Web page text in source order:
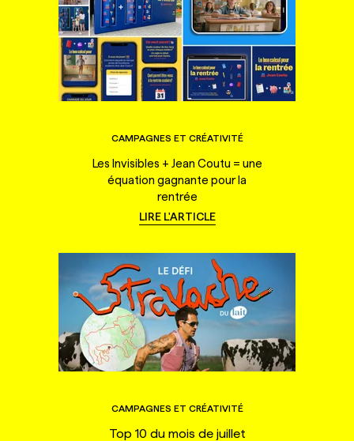
CAMPAGNES ET CRÉATIVITÉ
Les Invisibles + Jean Coutu = une
équation gagnante pour la
rentrée
LIRE L'ARTICLE
CAMPAGNES ET CRÉATIVITÉ
Top 10 du mois de juillet